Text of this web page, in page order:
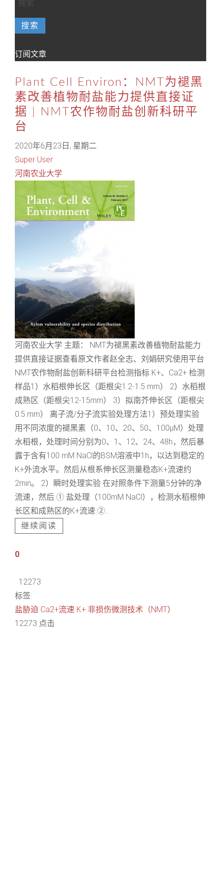
搜索
订阅文章
Plant Cell Environ：NMT为褪黑
素改善植物耐盐能力提供直接证
据 | NMT农作物耐盐创新科研平
台
2020年6月23日, 星期二
Super User
河南农业大学
河南农业大学 主题： NMT为褪黑素改善植物耐盐能力
提供直接证据查看原文作者赵全志、刘娟研究使用平台
NMT农作物耐盐创新科研平台检测指标 K+、Ca2+ 检测
样品1）水稻根伸长区（距根尖1.2-1.5 mm） 2）水稻根
成熟区（距根尖12-15mm） 3）拟南芥伸长区（距根尖
0.5 mm） 离子流/分子流实验处理方法1）预处理实验
用不同浓度的褪黑素（0、10、20、50、100μM）处理
水稻根，处理时间分别为0、1、12、24、48h，然后暴
露于含有100 mM NaCl的BSM溶液中1h，以达到稳定的
K+外流水平。然后从根系伸长区测量稳态K+流速约
2min。 2）瞬时处理实验 在对照条件下测量5分钟的净
流速，然后 ① 盐处理（100mM NaCl），检测水稻根伸
长区和成熟区的K+流速 ②...
继续阅读
0
12273
标签:
盐胁迫 Ca2+流速 K+ 非损伤微测技术（NMT）
12273 点击